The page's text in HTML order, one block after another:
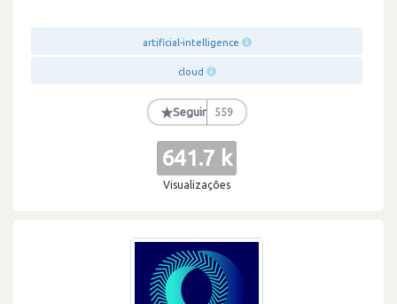
artificial-intelligence
cloud
★Seguir 559
641.7 k
Visualizações